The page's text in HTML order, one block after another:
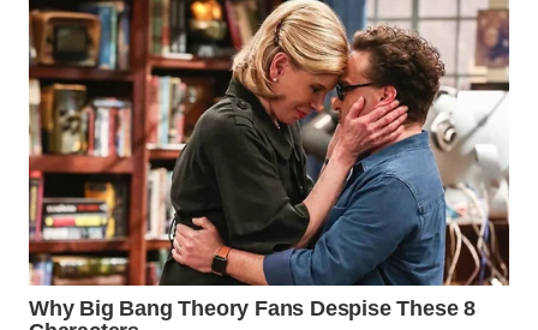
WN
DAIRI
WN
DANAU
TOBA
WN
NIAS